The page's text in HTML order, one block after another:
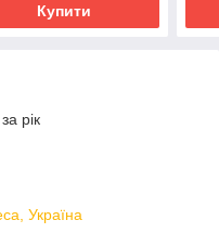
Купити
рік
Україна